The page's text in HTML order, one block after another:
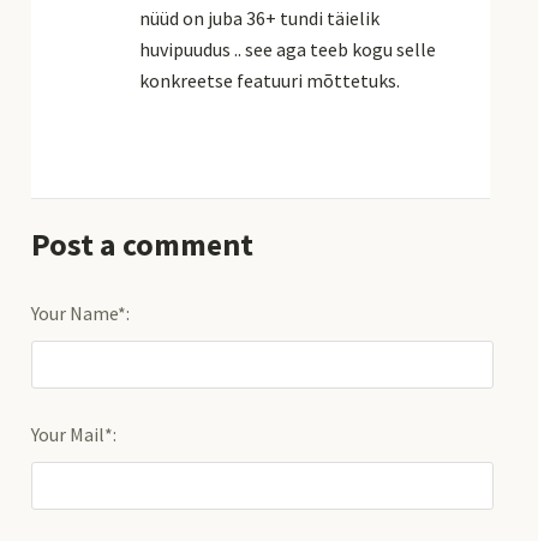
nüüd on juba 36+ tundi täielik
huvipuudus .. see aga teeb kogu selle
konkreetse featuuri mõttetuks.
Post a comment
Your Name*:
Your Mail*: